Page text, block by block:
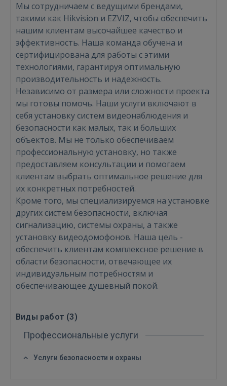
Войти
Забыли пароль? Запомнить?
FACEBOOK
 Sign in with Apple
Ещё не зарегистрированы?
Мы сотрудничаем с ведущими брендами,
такими как Hikvision и EZVIZ, чтобы обеспечить
нашим клиентам высочайшее качество и
эффективность. Наша команда обучена и
сертифицирована для работы с этими
технологиями, гарантируя оптимальную
производительность и надежность.
Независимо от размера или сложности проекта
мы готовы помочь. Наши услуги включают в
себя установку систем видеонаблюдения и
безопасности как малых, так и больших
объектов. Мы не только обеспечиваем
профессиональную установку, но также
предоставляем консультации и помогаем
клиентам выбрать оптимальное решение для
их конкретных потребностей.
Кроме того, мы специализируемся на установке
других систем безопасности, включая
сигнализацию, системы охраны, а также
установку видеодомофонов. Наша цель -
обеспечить клиентам комплексное решение в
области безопасности, отвечающее их
индивидуальным потребностям и
обеспечивающее душевный покой.
Виды работ (3)
Профессиональные услуги
Услуги безопасности и охраны